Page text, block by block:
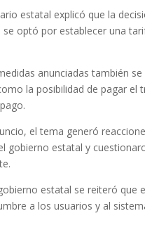
estatal explicó que la
se optó por establecer una
anunciadas también
la posibilidad de pagar
el tema generó
gobierno estatal y
estatal se reiteró que
a los usuarios y al